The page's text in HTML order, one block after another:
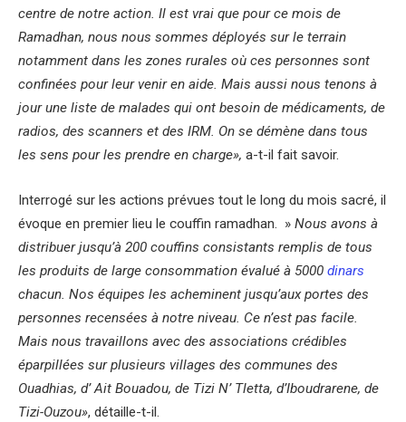
centre de notre action. Il est vrai que pour ce mois de
Ramadhan, nous nous sommes déployés sur le terrain
notamment dans les zones rurales où ces personnes sont
confinées pour leur venir en aide. Mais aussi nous tenons à
jour une liste de malades qui ont besoin de médicaments, de
radios, des scanners et des IRM. On se démène dans tous
les sens pour les prendre en charge», a-t-il fait savoir.
Interrogé sur les actions prévues tout le long du mois sacré, il
évoque en premier lieu le couffin ramadhan. » Nous avons à
distribuer jusqu’à 200 couffins consistants remplis de tous
les produits de large consommation évalué à 5000 dinars
chacun. Nos équipes les acheminent jusqu’aux portes des
personnes recensées à notre niveau. Ce n’est pas facile.
Mais nous travaillons avec des associations crédibles
éparpillées sur plusieurs villages des communes des
Ouadhias, d’ Ait Bouadou, de Tizi N’ Tletta, d’Iboudrarene, de
Tizi-Ouzou», détaille-t-il.